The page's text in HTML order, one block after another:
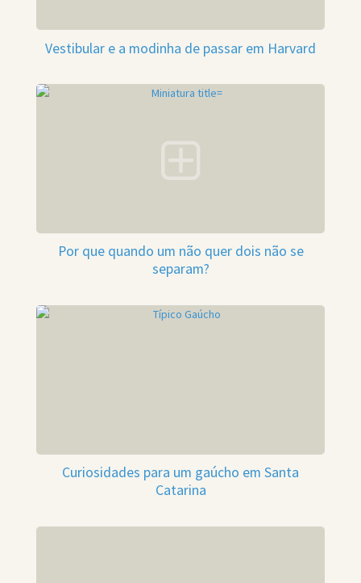
Vestibular e a modinha de passar em Harvard
Por que quando um não quer dois não se
separam?
Curiosidades para um gaúcho em Santa
Catarina